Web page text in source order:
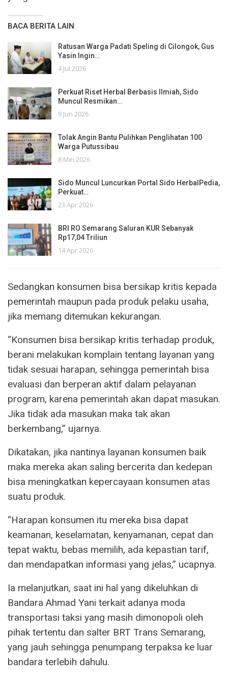
BACA BERITA LAIN
Ratusan Warga Padati Speling di Cilongok, Gus
Yasin Ingin…
4 Jul 2026
Perkuat Riset Herbal Berbasis Ilmiah, Sido
Muncul Resmikan…
9 Jun 2026
Tolak Angin Bantu Pulihkan Penglihatan 100
Warga Putussibau
8 Mei 2026
Sido Muncul Luncurkan Portal Sido HerbalPedia,
Perkuat…
23 Apr 2026
BRI RO Semarang Saluran KUR Sebanyak
Rp17,04 Triliun
14 Apr 2026
Sedangkan konsumen bisa bersikap kritis kepada
pemerintah maupun pada produk pelaku usaha,
jika memang ditemukan kekurangan.
“Konsumen bisa bersikap kritis terhadap produk,
berani melakukan komplain tentang layanan yang
tidak sesuai harapan, sehingga pemerintah bisa
evaluasi dan berperan aktif dalam pelayanan
program, karena pemerintah akan dapat masukan.
Jika tidak ada masukan maka tak akan
berkembang,” ujarnya.
Dikatakan, jika nantinya layanan konsumen baik
maka mereka akan saling bercerita dan kedepan
bisa meningkatkan kepercayaan konsumen atas
suatu produk.
“Harapan konsumen itu mereka bisa dapat
keamanan, keselamatan, kenyamanan, cepat dan
tepat waktu, bebas memilih, ada kepastian tarif,
dan mendapatkan informasi yang jelas,” ucapnya.
Ia melanjutkan, saat ini hal yang dikeluhkan di
Bandara Ahmad Yani terkait adanya moda
transportasi taksi yang masih dimonopoli oleh
pihak tertentu dan salter BRT Trans Semarang,
yang jauh sehingga penumpang terpaksa ke luar
bandara terlebih dahulu.